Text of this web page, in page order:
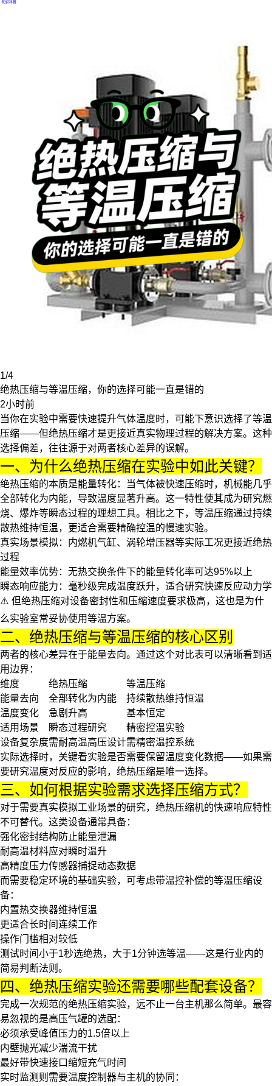
·知识科普
1/4
绝热压缩与等温压缩，你的选择可能一直是错的
2小时前
当你在实验中需要快速提升气体温度时，可能下意识选择了等温
压缩——但绝热压缩才是更接近真实物理过程的解决方案。这种
选择偏差，往往源于对两者核心差异的误解。
一、为什么绝热压缩在实验中如此关键？
绝热压缩的本质是能量转化：当气体被快速压缩时，机械能几乎
全部转化为内能，导致温度显著升高。这一特性使其成为研究燃
烧、爆炸等瞬态过程的理想工具。相比之下，等温压缩通过持续
散热维持恒温，更适合需要精确控温的慢速实验。
真实场景模拟 ：内燃机气缸、涡轮增压器等实际工况更接近绝热
过程
能量效率优势：无热交换条件下的能量转化率可达95%以上
瞬态响应能力 ：毫秒级完成温度跃升，适合研究快速反应动力学
⚠️ 但绝热压缩对设备密封性和压缩速度要求极高，这也是为什
么实验室常妥协使用等温方案。
二、绝热压缩与等温压缩的核心区别
两者的核心差异在于能量去向。通过这个对比表可以清晰看到适
用边界：
维度
绝热压缩
等温压缩
能量去向
全部转化为内能
持续散热维持恒温
温度变化
急剧升高
基本恒定
适用场景
瞬态过程研究
精密控温实验
设备复杂度需耐高温高压设计需精密温控系统
实际选择时，关键看实验是否需要保留温度变化数据——如果需
要研究温度对反应的影响，绝热压缩是唯一选择。
三、如何根据实验需求选择压缩方式？
对于需要真实模拟工业场景的研究， 绝热压缩机的快速响应特性
不可替代。这类设备通常具备：
强化密封结构防止能量泄漏
耐高温材料应对瞬时温升
高精度压力传感器捕捉动态数据
而需要稳定环境的基础实验，可考虑带温控补偿的等温压缩设
备：
内置热交换器维持恒温
更适合长时间连续工作
操作门槛相对较低
测试时间小于1秒选绝热，大于1分钟选等温——这是行业内的
简易判断法则。
四、绝热压缩实验还需要哪些配套设备？
完成一次规范的绝热压缩实验，远不止一台主机那么简单。最容
易忽视的是高压气罐的选配：
必须承受峰值压力的1.5倍以上
内壁抛光减少湍流干扰
最好带快速接口缩短充气时间
实时监测则需要温度控制器与主机的协同：